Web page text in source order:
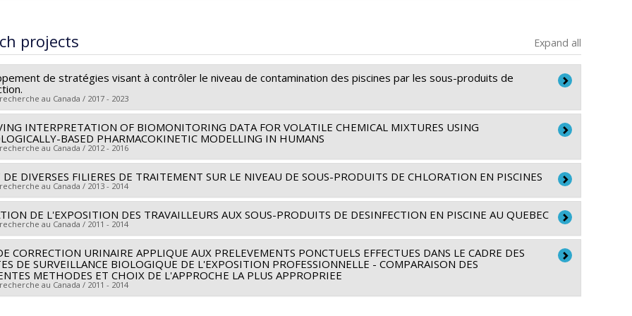
M. Sc.
le document dans Papyrus
projects Expand all
de stratégies visant à contrôler le niveau de contamination des piscines par les sous-produits de
au Canada / 2017 - 2023
: Maximilien Debia
: Robert Tardif,Sami Haddad,Stéphane Hallé ,Manuel J. Rodriguez-Pinzon
IRSST/Institut de recherche Robert-Sauvé en santé et en sécurité du travail
PVXXXXXX-Programme de recherche
INTERPRETATION OF BIOMONITORING DATA FOR VOLATILE CHEMICAL MIXTURES USING
BASED PHARMACOKINETIC MODELLING IN HUMANS
au Canada / 2012 - 2016
: Sami Haddad
:Robert Tardif
Santé Canada
DIVERSES FILIERES DE TRAITEMENT SUR LE NIVEAU DE SOUS-PRODUITS DE CHLORATION EN PISCINES
au Canada / 2013 - 2014
: Robert Tardif
:Manuel J. Rodriguez-Pinzon
IRSST/Institut de recherche Robert-Sauvé en santé et en sécurité du travail
DE L'EXPOSITION DES TRAVAILLEURS AUX SOUS-PRODUITS DE DESINFECTION EN PISCINE AU QUEBEC
au Canada / 2011 - 2014
: Robert Tardif
:Sami Haddad ,Manuel J. Rodriguez-Pinzon
IRSST/Institut de recherche Robert-Sauvé en santé et en sécurité du travail
CORRECTION URINAIRE APPLIQUE AUX PRELEVEMENTS PONCTUELS EFFECTUES DANS LE CADRE DES
DE SURVEILLANCE BIOLOGIQUE DE L'EXPOSITION PROFESSIONNELLE - COMPARAISON DES
METHODES ET CHOIX DE L'APPROCHE LA PLUS APPROPRIEE
au Canada / 2011 - 2014